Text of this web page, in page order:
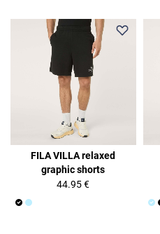
FILA VILLA relaxed
graphic shorts
44.95 €